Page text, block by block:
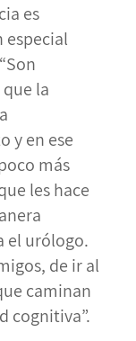
es
especial
la
y en ese
más
les hace
el urólogo.
de ir al
caminan
cognitiva”.